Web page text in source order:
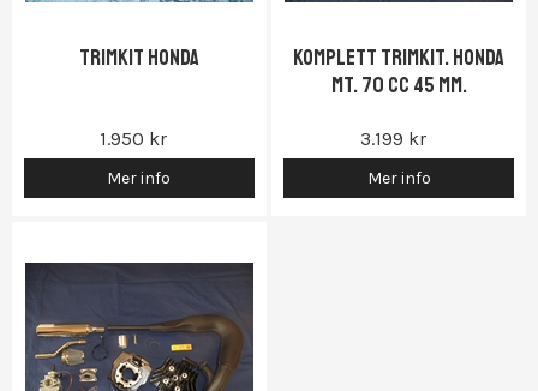
Trimkit Honda
1.950 kr
Mer info
Komplett Trimkit. Honda
MT. 70 cc 45 mm.
3.199 kr
Mer info